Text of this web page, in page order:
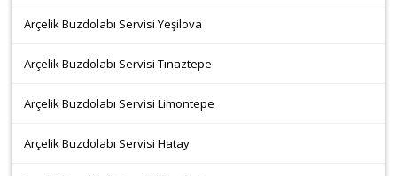
Arçelik Buzdolabı Servisi Yeşilova
Arçelik Buzdolabı Servisi Tınaztepe
Arçelik Buzdolabı Servisi Limontepe
Arçelik Buzdolabı Servisi Hatay